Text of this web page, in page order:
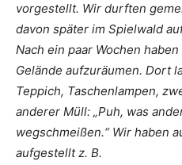
vorgestellt. Wir durften
davon später im Spielwald
Nach ein paar Wochen
Gelände aufzuräumen. Dort
Teppich, Taschenlampen,
anderer Müll: „Puh, was
wegschmeißen.“ Wir haben
aufgestellt z. B.